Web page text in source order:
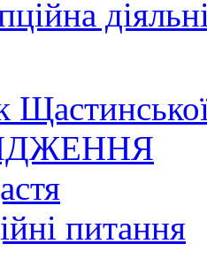
питання